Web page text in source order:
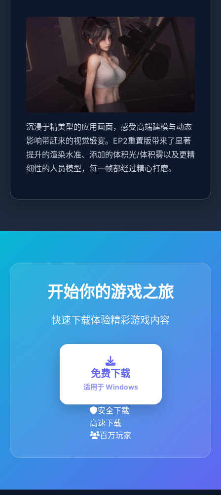
沉浸于精美型的应用画面，感受高端建模与动态
影响带赶来的视觉盛宴。EP2重置版带来了显著
提升的渲染水准、添加的体积光/体积雾以及更精
细性的人员模型，每一帧都经过精心打磨。
开始你的游戏之旅
快速下载体验精彩游戏内容
免费下载
适用于 Windows
安全下载
高速下载
百万玩家